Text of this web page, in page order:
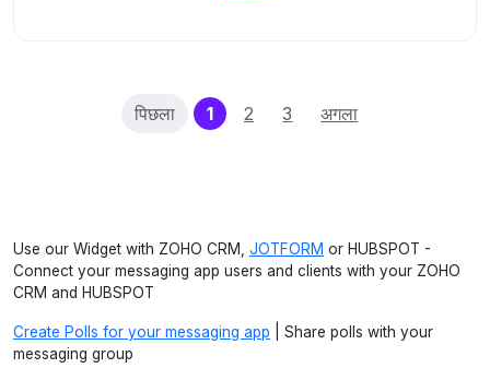
पिछला 1(current)
2 3 अगला
Use our Widget with ZOHO CRM, JOTFORM or HUBSPOT -
Connect your messaging app users and clients with your ZOHO
CRM and HUBSPOT
Create Polls for your messaging app | Share polls with your
messaging group